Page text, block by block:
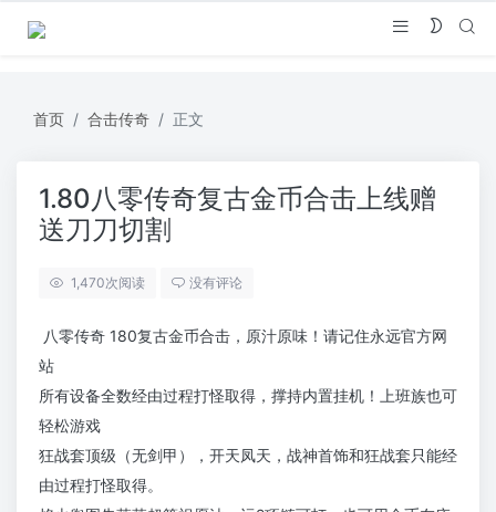
首页 合击传奇 正文
1.80八零传奇复古金币合击上线赠
送刀刀切割
1,470次阅读 没有评论
八零传奇 180复古金币合击，原汁原味！请记住永远官方网
站
所有设备全数经由过程打怪取得，撑持内置挂机！上班族也可
轻松游戏
狂战套顶级（无剑甲），开天凤天，战神首饰和狂战套只能经
由过程打怪取得。